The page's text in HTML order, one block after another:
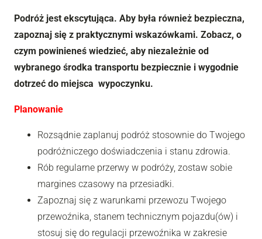
Podróż jest ekscytująca. Aby była również bezpieczna,
zapoznaj się z praktycznymi wskazówkami. Zobacz, o
czym powinieneś wiedzieć, aby niezależnie od
wybranego środka transportu bezpiecznie i wygodnie
dotrzeć do miejsca wypoczynku.
Planowanie
Rozsądnie zaplanuj podróż stosownie do Twojego
podróżniczego doświadczenia i stanu zdrowia.
Rób regularne przerwy w podróży, zostaw sobie
margines czasowy na przesiadki.
Zapoznaj się z warunkami przewozu Twojego
przewoźnika, stanem technicznym pojazdu(ów) i
stosuj się do regulacji przewoźnika w zakresie